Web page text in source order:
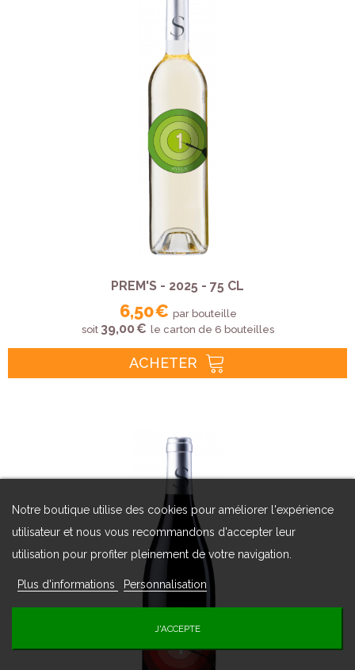
PREM'S - 2025 - 75 CL
6,50 € par bouteille
soit 39,00 € le carton de 6 bouteilles
ACHETER
Notre boutique utilise des cookies pour améliorer l'expérience
utilisateur et nous vous recommandons d'accepter leur
utilisation pour profiter pleinement de votre navigation.
Plus d'informations Personnalisation
J'ACCEPTE